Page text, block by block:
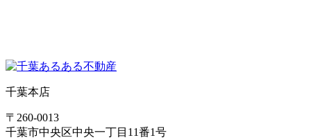
千葉本店
〒260-0013
千葉市中央区中央一丁目11番1号